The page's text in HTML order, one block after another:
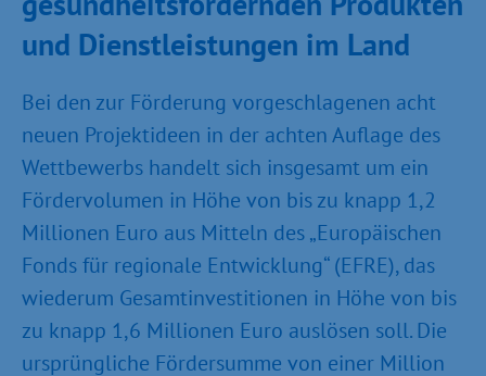
und Dienstleistungen im Land
Bei den zur Förderung vorgeschlagenen acht
neuen Projektideen in der achten Auflage des
Wettbewerbs handelt sich insgesamt um ein
Fördervolumen in Höhe von bis zu knapp 1,2
Millionen Euro aus Mitteln des „Europäischen
Fonds für regionale Entwicklung“ (EFRE), das
wiederum Gesamtinvestitionen in Höhe von bis
zu knapp 1,6 Millionen Euro auslösen soll. Die
ursprüngliche Fördersumme von einer Million